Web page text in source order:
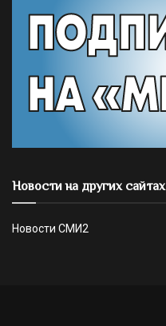
Новости на других сайтах
Новости СМИ2